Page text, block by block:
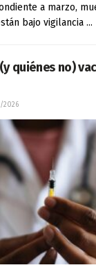
a marzo,
bajo vigilancia ...
quiénes no)
2026